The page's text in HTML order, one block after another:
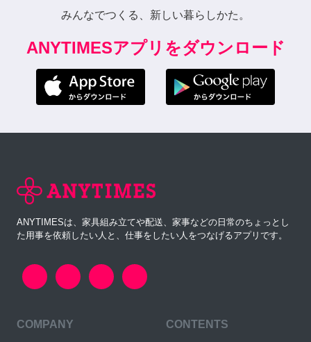
みんなでつくる、新しい暮らしかた。
ANYTIMESアプリをダウンロード
ANYTIMESは、家具組み立てや配送、家事などの日常のちょっとし
た用事を依頼したい人と、仕事をしたい人をつなげるアプリです。
COMPANY CONTENTS